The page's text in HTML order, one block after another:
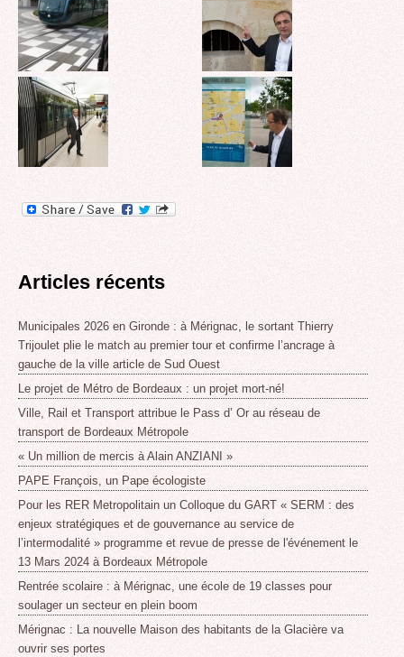
Articles récents
Municipales 2026 en Gironde : à Mérignac, le sortant Thierry
Trijoulet plie le match au premier tour et confirme l’ancrage à
gauche de la ville article de Sud Ouest
Le projet de Métro de Bordeaux : un projet mort-né!
Ville, Rail et Transport attribue le Pass d’ Or au réseau de
transport de Bordeaux Métropole
« Un million de mercis à Alain ANZIANI »
PAPE François, un Pape écologiste
Pour les RER Metropolitain un Colloque du GART « SERM : des
enjeux stratégiques et de gouvernance au service de
l’intermodalité » programme et revue de presse de l'événement le
13 Mars 2024 à Bordeaux Métropole
Rentrée scolaire : à Mérignac, une école de 19 classes pour
soulager un secteur en plein boom
Mérignac : La nouvelle Maison des habitants de la Glacière va
ouvrir ses portes